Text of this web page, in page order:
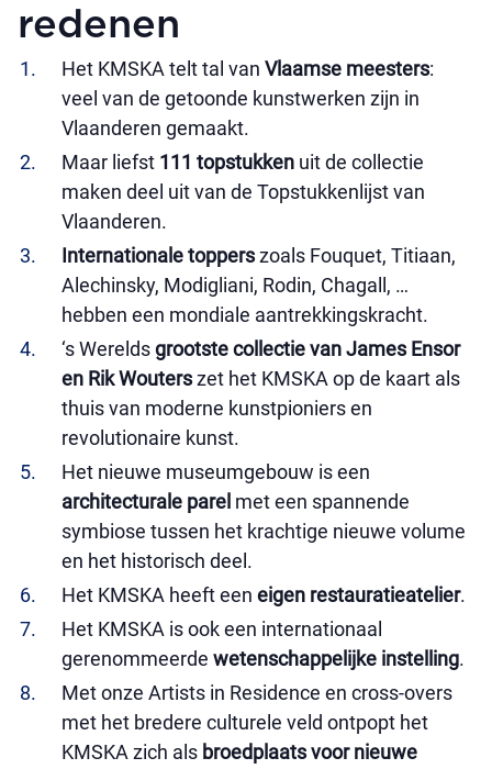
redenen
Het KMSKA telt tal van Vlaamse meesters:
veel van de getoonde kunstwerken zijn in
Vlaanderen gemaakt.
Maar liefst 111 topstukken uit de collectie
maken deel uit van de Topstukkenlijst van
Vlaanderen.
Internationale topperszoals Fouquet, Titiaan,
Alechinsky, Modigliani, Rodin, Chagall, …
hebben een mondiale aantrekkingskracht.
‘s Wereldsgrootste collectie van James Ensor
en Rik Wouterszet het KMSKA op de kaart als
thuis van moderne kunstpioniers en
revolutionaire kunst.
Het nieuwe museumgebouw is een
architecturale parel met een spannende
symbiose tussen het krachtige nieuwe volume
en het historisch deel.
Het KMSKA heeft een eigen restauratieatelier.
Het KMSKA is ook een internationaal
gerenommeerde wetenschappelijke instelling.
Met onze Artists in Residence en cross-overs
met het bredere culturele veld ontpopt het
KMSKA zich als broedplaats voor nieuwe